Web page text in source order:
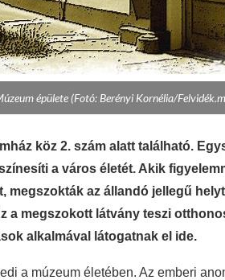
épülete (Fotó: Berényi Kornélia/
köz 2. szám alatt található.
a város életét. Akik
megszokták az állandó jellegű
a megszokott látvány teszi
alkalmával látogatnak el ide.
a múzeum életében. Az emberi